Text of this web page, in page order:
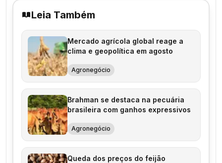
Leia Também
Mercado agrícola global reage a
clima e geopolítica em agosto
Agronegócio
Brahman se destaca na pecuária
brasileira com ganhos expressivos
Agronegócio
Queda dos preços do feijão